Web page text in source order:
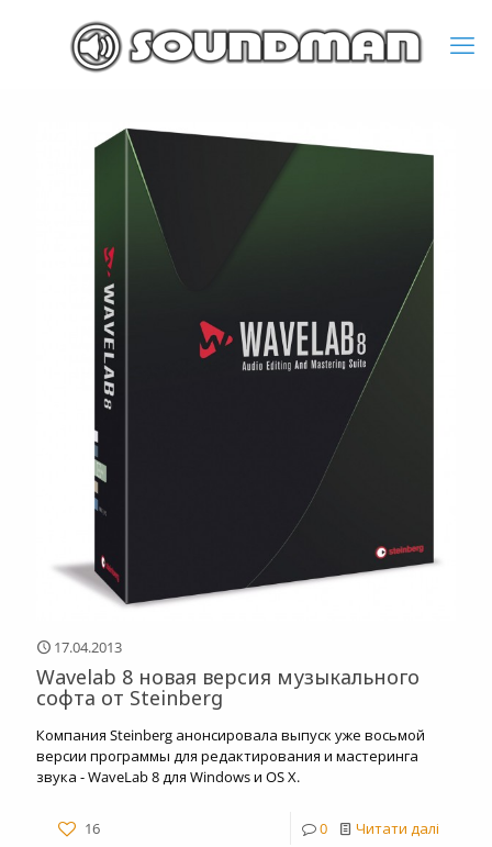
17.04.2013
Wavelab 8 новая версия музыкального
софта от Steinberg
Компания Steinberg анонсировала выпуск уже восьмой
версии программы для редактирования и мастеринга
звука - WaveLab 8 для Windows и OS X.
16 0 Читати далі